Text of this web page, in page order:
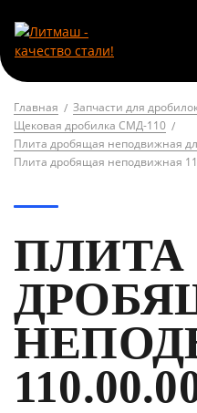
Главная Запчасти для
Щековая дробилка СМД-110
Плита дробящая неподвижная
Плита дробящая неподвижная
ПЛИТА